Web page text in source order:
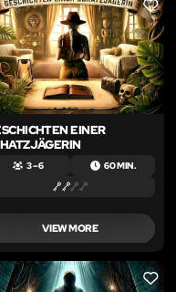
LIKE
EINER
3 – 6 60 MIN.
VIEW MORE
LIKE